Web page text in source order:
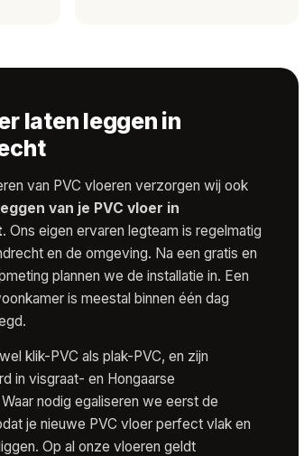
laten leggen in
van PVC vloeren verzorgen wij ook
van je PVC vloer in
. Ons eigen ervaren legteam is regelmatig
en de omgeving. Na een gratis en
plannen we de installatie in. Een
is meestal binnen één dag
klik-PVC als plak-PVC, en zijn
in visgraat- en Hongaarse
nodig egaliseren we eerst de
je nieuwe PVC vloer perfect vlak en
Op al onze vloeren geldt